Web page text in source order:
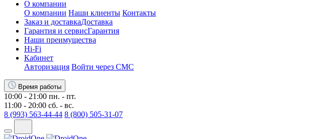
О компании
О компании Наши клиенты Контакты
Заказ и доставкаДоставка
Гарантия и сервисГарантия
Наши преимущества
Hi-Fi
Кабинет
Авторизация Войти через СМС
Время работы
10:00 - 21:00 пн. - пт.
11:00 - 20:00 сб. - вс.
8 (993) 563-44-44 8 (800) 505-31-07